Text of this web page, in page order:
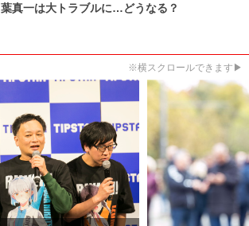
葉真一は大トラブルに…どうなる？
※横スクロールできます▶